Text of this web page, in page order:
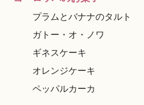
プラムとバナナのタルト
ガトー・オ・ノワ
ギネスケーキ
オレンジケーキ
ペッパルカーカ